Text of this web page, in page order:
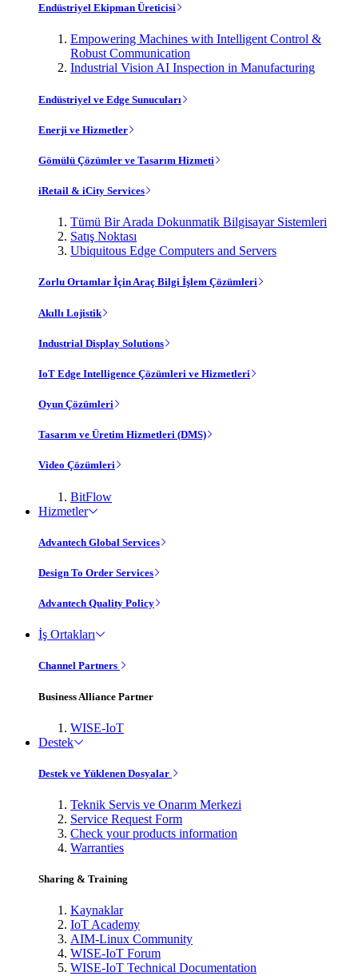
Endüstriyel Ekipman Üreticisi
Empowering Machines with Intelligent Control &
Robust Communication
Industrial Vision AI Inspection in Manufacturing
Endüstriyel ve Edge Sunucuları
Enerji ve Hizmetler
Gömülü Çözümler ve Tasarım Hizmeti
iRetail & iCity Services
Tümü Bir Arada Dokunmatik Bilgisayar Sistemleri
Satış Noktası
Ubiquitous Edge Computers and Servers
Zorlu Ortamlar İçin Araç Bilgi İşlem Çözümleri
Akıllı Lojistik
Industrial Display Solutions
IoT Edge Intelligence Çözümleri ve Hizmetleri
Oyun Çözümleri
Tasarım ve Üretim Hizmetleri (DMS)
Video Çözümleri
BitFlow
Hizmetler
Advantech Global Services
Design To Order Services
Advantech Quality Policy
İş Ortakları
Channel Partners
Business Alliance Partner
WISE-IoT
Destek
Destek ve Yüklenen Dosyalar
Teknik Servis ve Onarım Merkezi
Service Request Form
Check your products information
Warranties
Sharing & Training
Kaynaklar
IoT Academy
AIM-Linux Community
WISE-IoT Forum
WISE-IoT Technical Documentation